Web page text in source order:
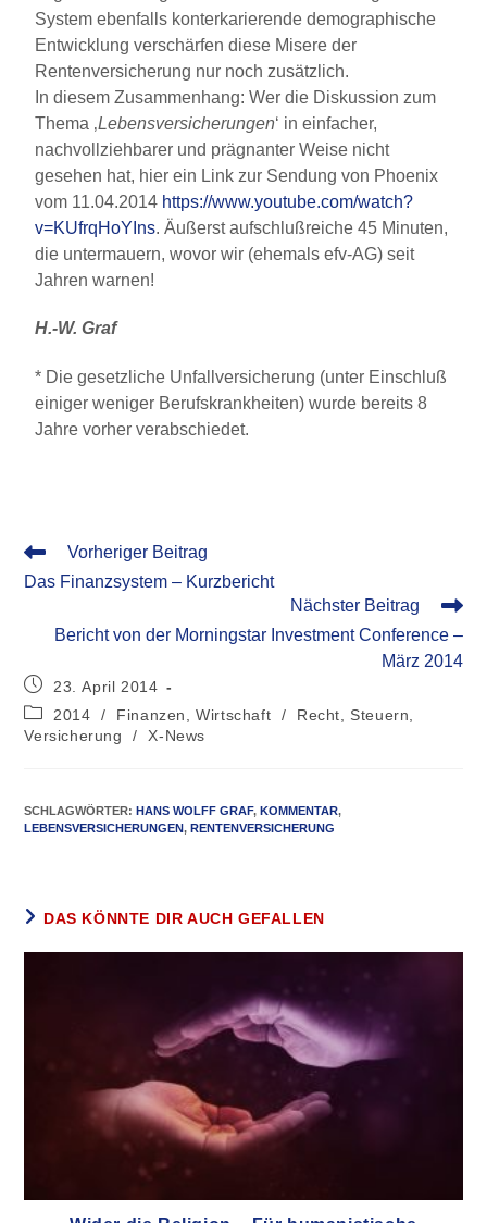
System ebenfalls konterkarierende demographische
Entwicklung verschärfen diese Misere der
Rentenversicherung nur noch zusätzlich.
In diesem Zusammenhang: Wer die Diskussion zum
Thema ‚Lebensversicherungen‘ in einfacher,
nachvollziehbarer und prägnanter Weise nicht
gesehen hat, hier ein Link zur Sendung von Phoenix
vom 11.04.2014 https://www.youtube.com/watch?
v=KUfrqHoYIns. Äußerst aufschlußreiche 45 Minuten,
die untermauern, wovor wir (ehemals efv-AG) seit
Jahren warnen!
H.-W. Graf
* Die gesetzliche Unfallversicherung (unter Einschluß
einiger weniger Berufskrankheiten) wurde bereits 8
Jahre vorher verabschiedet.
Vorheriger Beitrag
Das Finanzsystem – Kurzbericht
Nächster Beitrag
Bericht von der Morningstar Investment Conference –
März 2014
23. April 2014
2014
/ Finanzen, Wirtschaft /
Recht, Steuern,
Versicherung
/ X-News
SCHLAGWÖRTER: HANS WOLFF GRAF, KOMMENTAR,
LEBENSVERSICHERUNGEN, RENTENVERSICHERUNG
DAS KÖNNTE DIR AUCH GEFALLEN